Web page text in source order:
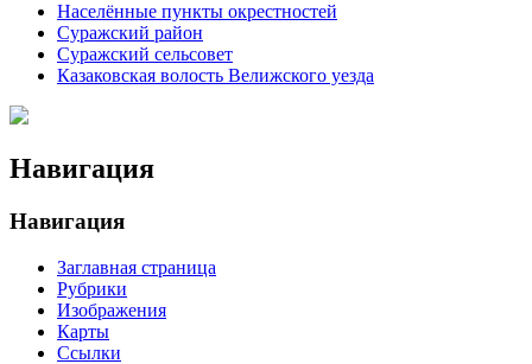
Населённые пункты окрестностей
Суражский район
Суражский сельсовет
Казаковская волость Велижского уезда
Навигация
Навигация
Заглавная страница
Рубрики
Изображения
Карты
Ссылки